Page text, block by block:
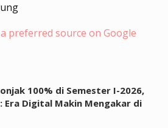
preferred source on Google
100% di Semester I-2026,
Era Digital Makin Mengakar di